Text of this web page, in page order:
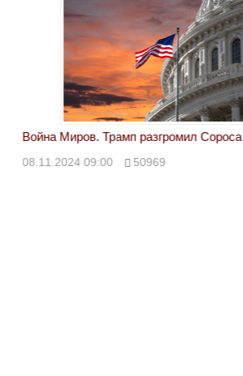
Война Миров. Трамп разгромил Сороса
08.11.2024 09:00 50969